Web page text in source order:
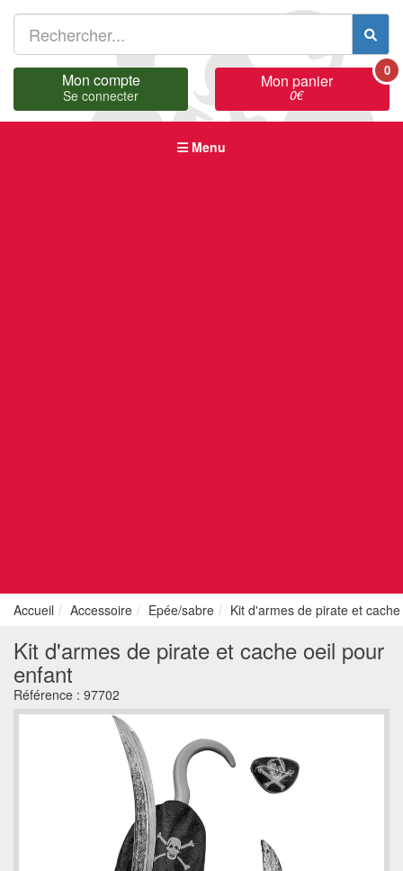
Mon compte
Se connecter
Mon panier
0€
0
Menu
Accueil Accessoire Epée/sabre Kit d'armes de pirate et
Kit d'armes de pirate et cache oeil pour
enfant
Référence : 97702